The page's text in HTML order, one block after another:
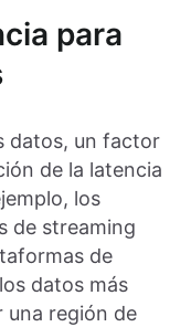
para
datos, un factor
de la latencia
los
de streaming
de
datos más
una región de